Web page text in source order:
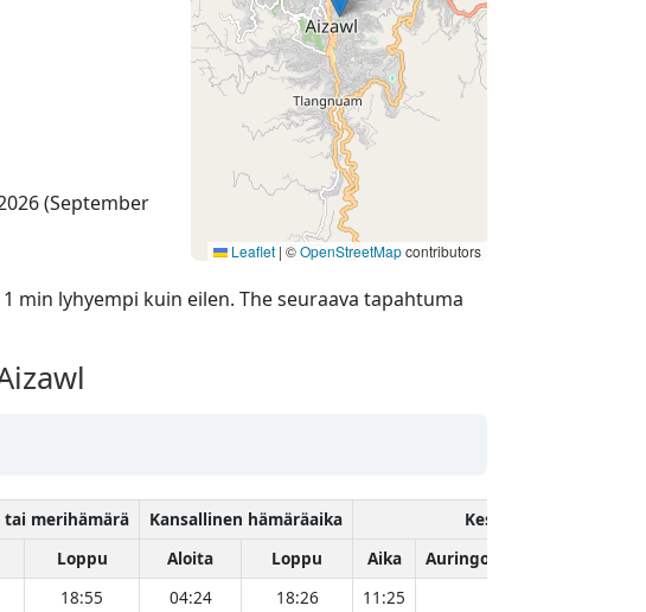
(September
Leaflet | ©OpenStreetMapcontributors
min lyhyempi kuin eilen. The seuraava tapahtuma
tai merihämärä Kansallinen hämäräaika
Keskipäivä
Loppu Aloita Loppu Aika
Auringon etäisyys (milj.
18:55 04:24 18:26 11:25